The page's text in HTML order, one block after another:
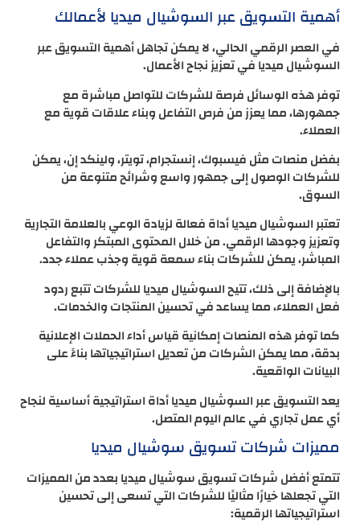
أهمية التسويق عبر السوشيال ميديا لأعمالك
في العصر الرقمي الحالي، لا يمكن تجاهل أهمية التسويق عبر
السوشيال ميديا في تعزيز نجاح الأعمال.
توفر هذه الوسائل فرصة للشركات للتواصل مباشرة مع
جمهورها، مما يعزز من فرص التفاعل وبناء علاقات قوية مع
العملاء.
بفضل منصات مثل فيسبوك، إنستجرام، تويتر، ولينكد إن، يمكن
للشركات الوصول إلى جمهور واسع وشرائح متنوعة من
السوق.
تعتبر السوشيال ميديا أداة فعالة لزيادة الوعي بالعلامة التجارية
وتعزيز وجودها الرقمي. من خلال المحتوى المبتكر والتفاعل
المباشر، يمكن للشركات بناء سمعة قوية وجذب عملاء جدد.
بالإضافة إلى ذلك، تتيح السوشيال ميديا للشركات تتبع ردود
فعل العملاء، مما يساعد في تحسين المنتجات والخدمات.
كما توفر هذه المنصات إمكانية قياس أداء الحملات الإعلانية
بدقة، مما يمكن الشركات من تعديل استراتيجياتها بناءً على
البيانات الواقعية.
يعد التسويق عبر السوشيال ميديا أداة استراتيجية أساسية لنجاح
أي عمل تجاري في عالم اليوم المتصل.
مميزات شركات تسويق سوشيال ميديا
تتمتع أفضل شركات تسويق سوشيال ميديا بعدد من المميزات
التي تجعلها خيارًا مثاليًا للشركات التي تسعى إلى تحسين
استراتيجياتها الرقمية: